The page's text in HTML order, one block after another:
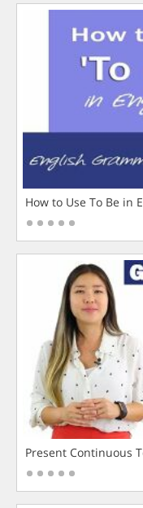
How to Use To Be in
Present Continuous